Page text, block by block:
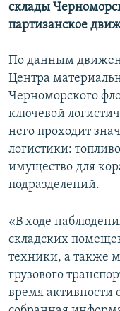
склады
партизанское
По данным
Центра
Черноморского
ключевой
него проходит
логистики:
имущество для
подразделений.
«В ходе
складских
техники, а также
грузового
время активности